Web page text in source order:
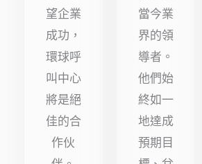
望企業
成功，
環球呼
叫中心
將是絕
佳的合
作伙
當今業
界的領
導者。
他們始
終如一
地達成
預期目